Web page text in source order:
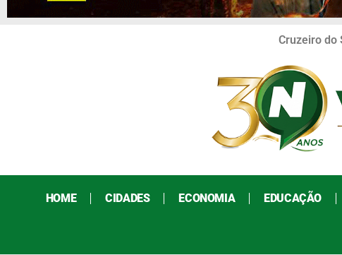
Cruzeiro do
HOME CIDADES ECONOMIA EDUCAÇÃO